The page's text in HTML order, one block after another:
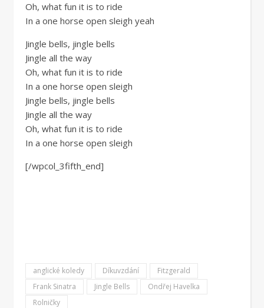
Oh, what fun it is to ride
In a one horse open sleigh yeah
Jingle bells, jingle bells
Jingle all the way
Oh, what fun it is to ride
In a one horse open sleigh
Jingle bells, jingle bells
Jingle all the way
Oh, what fun it is to ride
In a one horse open sleigh
[/wpcol_3fifth_end]
anglické koledy Díkuvzdání
Fitzgerald
Frank Sinatra
Jingle Bells
Ondřej Havelka
Rolničky